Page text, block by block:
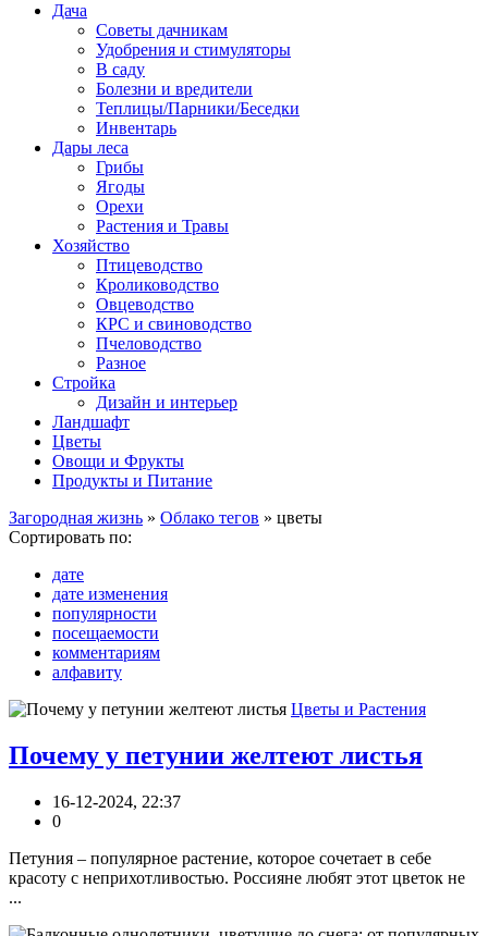
Дача
Советы дачникам
Удобрения и стимуляторы
В саду
Болезни и вредители
Теплицы/Парники/Беседки
Инвентарь
Дары леса
Грибы
Ягоды
Орехи
Растения и Травы
Хозяйство
Птицеводство
Кролиководство
Овцеводство
КРС и свиноводство
Пчеловодство
Разное
Стройка
Дизайн и интерьер
Ландшафт
Цветы
Овощи и Фрукты
Продукты и Питание
Загородная жизнь » Облако тегов » цветы
Сортировать по:
дате
дате изменения
популярности
посещаемости
комментариям
алфавиту
Цветы и Растения
Почему у петунии желтеют листья
16-12-2024, 22:37
0
Петуния – популярное растение, которое сочетает в себе
красоту с неприхотливостью. Россияне любят этот цветок не
...